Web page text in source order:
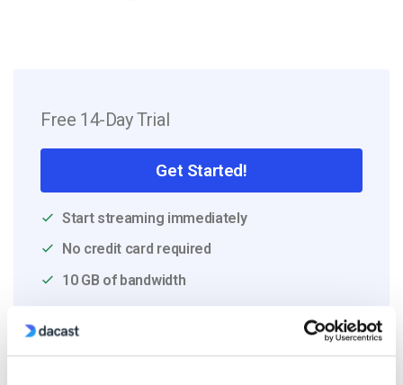
Free 14-Day Trial
Get Started!
Start streaming immediately
No credit card required
10 GB of bandwidth